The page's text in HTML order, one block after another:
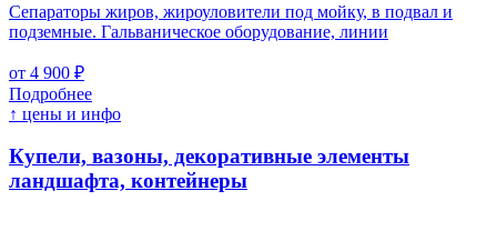
Сепараторы жиров, жироуловители под мойку, в подвал и
подземные. Гальваническое оборудование, линии
от 4 900 ₽
Подробнее
↑ цены и инфо
Купели, вазоны, декоративные элементы
ландшафта, контейнеры